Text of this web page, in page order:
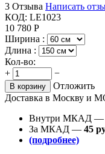
3 Отзыва Написать
КОД: LE1023
10 780 Р
Ширина :
Длина :
Кол-во:
+
−
В корзину
Отложить
Доставка в Москву и
Внутри МКАД —
За МКАД — 45
(подробнее)